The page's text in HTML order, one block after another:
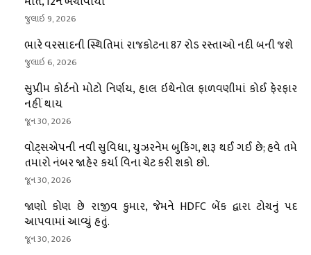
જુલાઇ 9, 2026
ભારે વરસાદની સ્થિતિમાં રાજકોટના 87 રોડ રસ્તાઓ નદી બની જશે
જુલાઇ 6, 2026
સુપ્રીમ કોર્ટનો મોટો નિર્ણય, હાલ ઇથેનોલ ફાળવણીમાં કોઈ ફેરફાર
નહીં થાય
જૂન 30, 2026
વોટ્સએપની નવી સુવિધા, યુઝરનેમ બુકિંગ, શરૂ થઈ ગઈ છે; હવે તમે
તમારો નંબર જાહેર કર્યા વિના ચેટ કરી શકો છો.
જૂન 30, 2026
જાણો કોણ છે રાજીવ કુમાર, જેમને HDFC બેંક દ્વારા ટોચનું પદ
આપવામાં આવ્યું હતું.
જૂન 30, 2026